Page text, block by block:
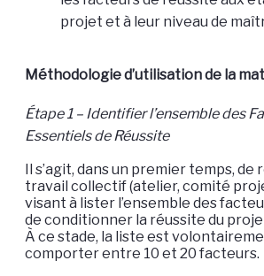
projet et à leur niveau de
Méthodologie d’utilisation de la
Étape 1 – Identifier l’ensemble des
Essentiels de Réussite
Il s’agit, dans un premier temps, de
travail collectif (atelier, comité
visant à lister l’ensemble des
de conditionner la réussite du
À ce stade, la liste est
comporter entre 10 et 20 facteurs.